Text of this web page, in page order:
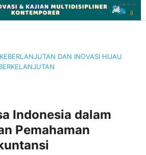
DAN INOVASI HIJAU
Indonesia dalam
Pemahaman